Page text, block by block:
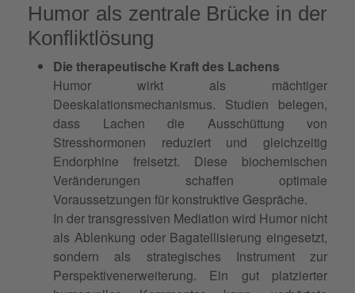
Humor als zentrale Brücke in der
Konfliktlösung
Die therapeutische Kraft des Lachens
Humor wirkt als mächtiger
Deeskalationsmechanismus. Studien belegen,
dass Lachen die Ausschüttung von
Stresshormonen reduziert und gleichzeitig
Endorphine freisetzt. Diese biochemischen
Veränderungen schaffen optimale
Voraussetzungen für konstruktive Gespräche.
In der transgressiven Mediation wird Humor nicht
als Ablenkung oder Bagatellisierung eingesetzt,
sondern als strategisches Instrument zur
Perspektivenerweiterung. Ein gut platzierter